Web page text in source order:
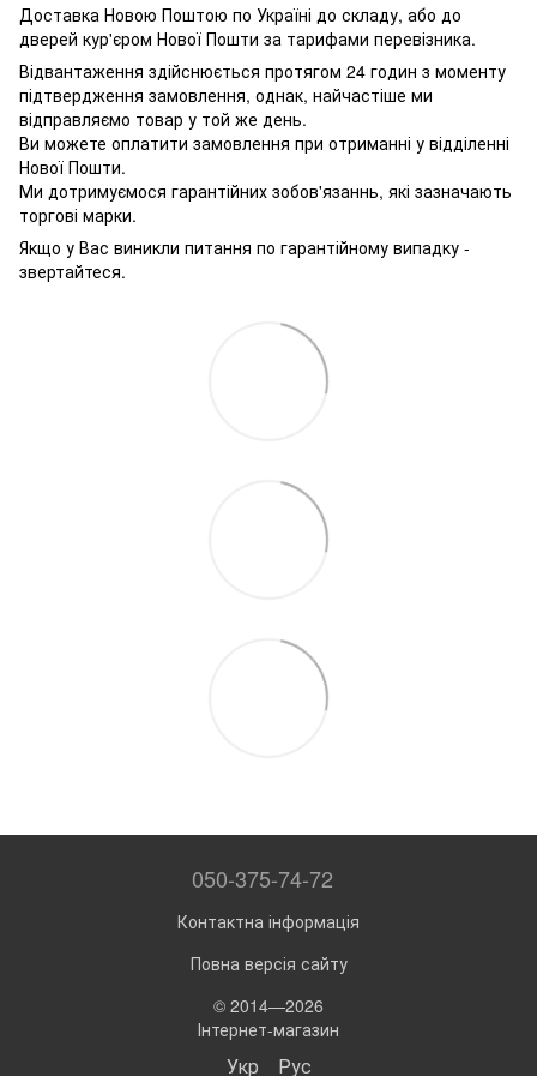
Доставка Новою Поштою по Україні до складу, або до
дверей кур'єром Нової Пошти за тарифами перевізника.
Відвантаження здійснюється протягом 24 годин з моменту
підтвердження замовлення, однак, найчастіше ми
відправляємо товар у той же день.
Ви можете оплатити замовлення при отриманні у відділенні
Нової Пошти.
Ми дотримуємося гарантійних зобов'язаннь, які зазначають
торгові марки.
Якщо у Вас виникли питання по гарантійному випадку -
звертайтеся.
050-375-74-72
Контактна інформація
Повна версія сайту
© 2014—2026
Інтернет-магазин
Укр Рус